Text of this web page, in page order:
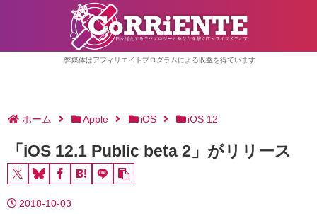
弊媒体はアフィリエイトプログラムによる収益を得ています
ホーム Apple iOS iOS 12
「iOS 12.1 Public beta 2」がリリース
2018-10-03